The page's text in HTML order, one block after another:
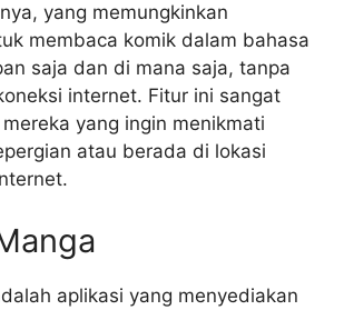
yang memungkinkan
membaca komik dalam bahasa
saja dan di mana saja, tanpa
internet. Fitur ini sangat
yang ingin menikmati
atau berada di lokasi
aplikasi yang menyediakan